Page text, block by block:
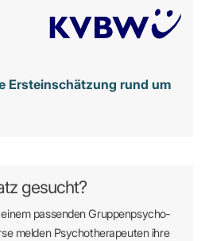
Ersteinschätzung rund um
gesucht?
passenden Gruppen­psycho­
melden Psycho­­thera­­peuten ihre